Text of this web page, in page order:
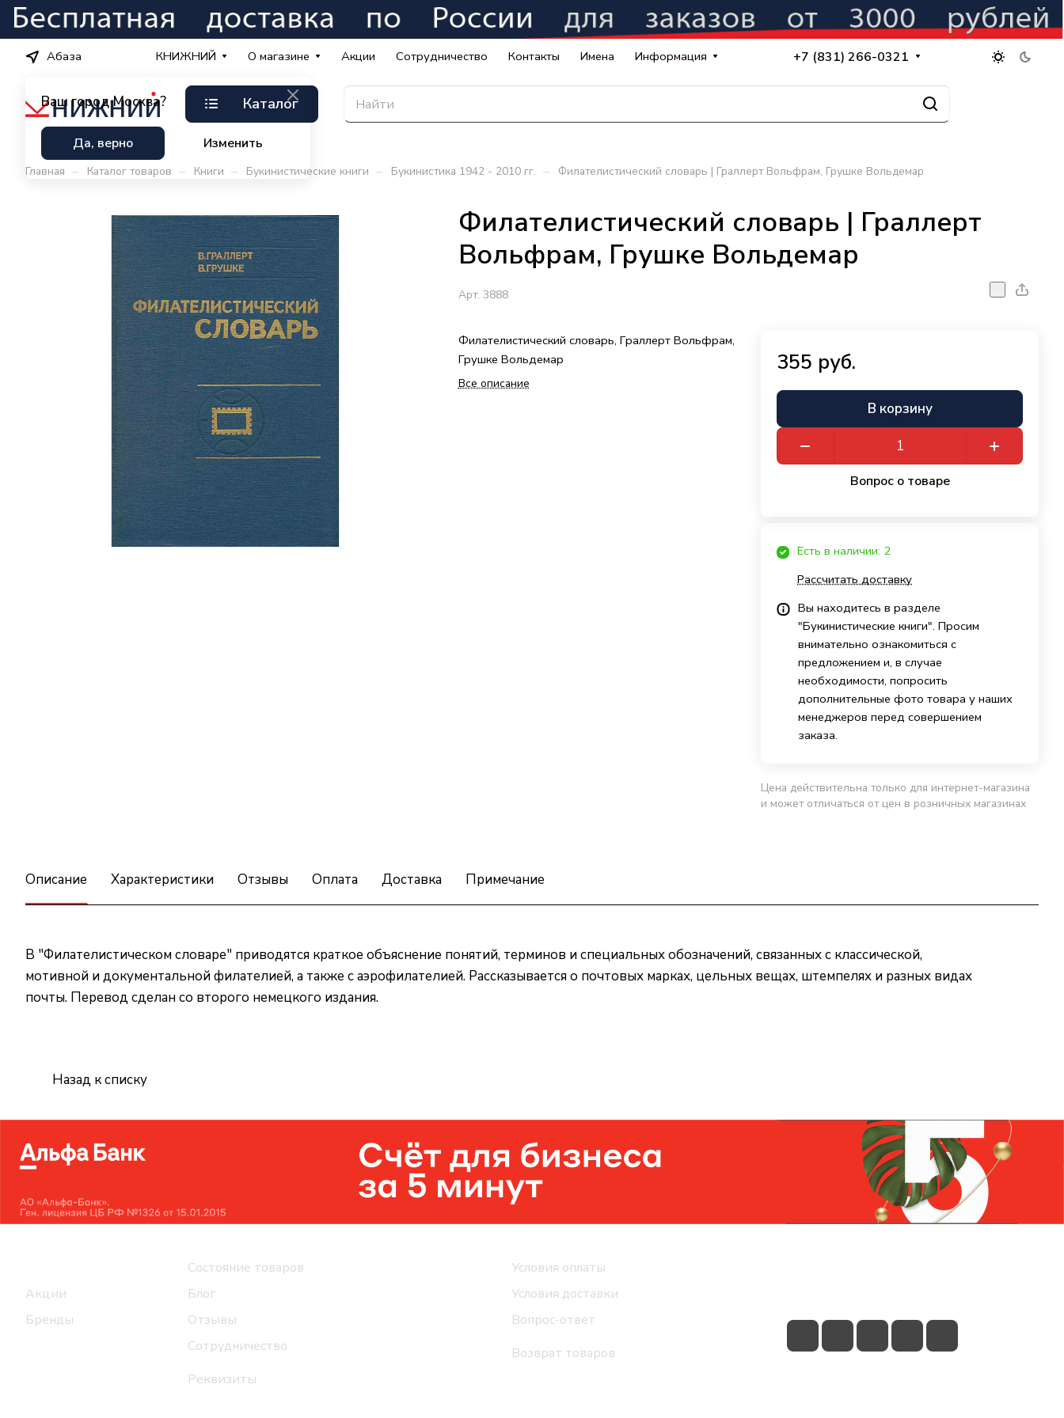
Абаза
Ваш город Москва?
Да, верно Изменить
КНИЖНИЙ О магазине Акции Сотрудничество Контакты Имена Информация +7 (831) 266-0321
Каталог
Главная – Каталог товаров – Книги – Букинистические книги – Букинистика 1942 - 2010 гг. – Филателистический словарь | Граллерт Вольфрам, Грушке Вольдемар
Филателистический словарь | Граллерт
Вольфрам, Грушке Вольдемар
Арт. 3888
Филателистический словарь, Граллерт Вольфрам,
Грушке Вольдемар
Все описание
355 руб.
В корзину
Вопрос о товаре
Есть в наличии: 2
Рассчитать доставку
Вы находитесь в разделе
"Букинистические книги". Просим
внимательно ознакомиться с
предложением и, в случае
необходимости, попросить
дополнительные фото товара у наших
менеджеров перед совершением
заказа.
Цена действительна только для интернет-магазина
и может отличаться от цен в розничных магазинах
Описание Характеристики Отзывы Оплата Доставка Примечание
В "Филателистическом словаре" приводятся краткое объяснение понятий, терминов и специальных обозначений, связанных с классической,
мотивной и документальной филателией, а также с аэрофилателией. Рассказывается о почтовых марках, цельных вещах, штемпелях и разных видах
почты. Перевод сделан со второго немецкого издания.
Назад к списку
Акции
Бренды
Состояние товаров
Блог
Отзывы
Сотрудничество
Реквизиты
Условия оплаты
Условия доставки
Вопрос-ответ
Возврат товаров